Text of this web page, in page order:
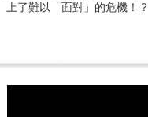
上了難以「面對」的危機！？